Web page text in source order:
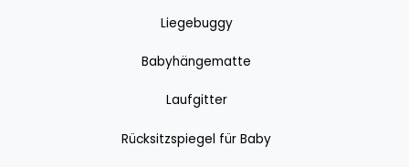
Liegebuggy
Babyhängematte
Laufgitter
Rücksitzspiegel für Baby